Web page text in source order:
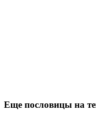
Еще пословицы на